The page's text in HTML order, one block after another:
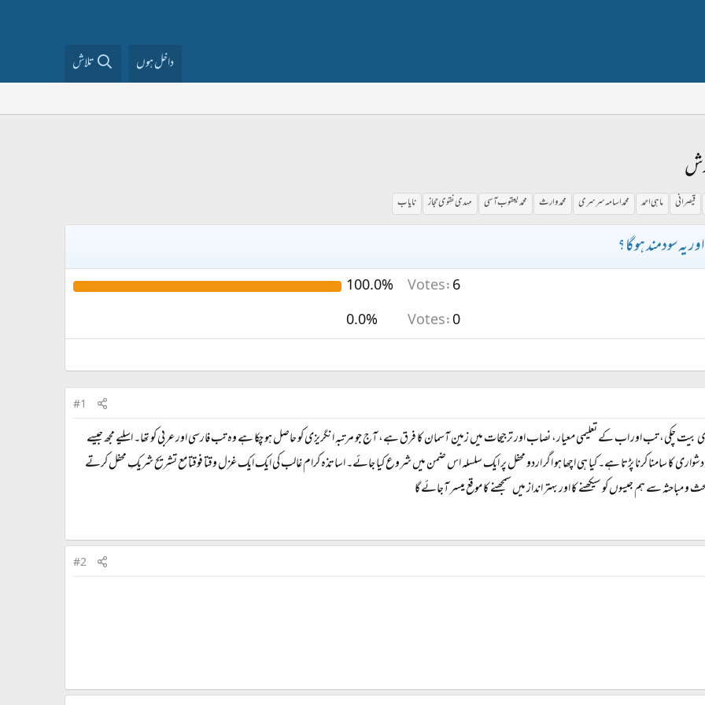
داخل ہوں تلاش
قیصرانی ماہی احمد محمد اسامہ سرسری محمد وارث محمد یعقوب آسی مہدی نقوی حجاز نایاب
یہ سودمند ہوگا ؟
Votes:6
100.0%
Votes:0
0.0%
#1
چکی، تب اور اب کے تعلیمی معیار، نصاب اور ترجیحات میں زمین آسمان کا فرق ہے، آج جو مرتبہ انگریزی کو حاصل ہو چکا ہے وہ تب فارسی اور عربی کو تھا۔ اسلیے مجھ جیسے
دشواری کا سامنا کرنا پڑتا ہے۔ کیا ہی اچھا ہو اگر اردو محفل پر ایک سلسلہ اس ضمن میں شروع کیا جائے۔ اساتذہ کرام غالب کی ایک ایک غزل وقتا فوقتا مع تشریح شریکِ محفل کرتے
سے ہم جیسوں کو سیکھنے کا اور بہتر انداز میں سمجھنے کا موقع میسر آجائے گا
#2